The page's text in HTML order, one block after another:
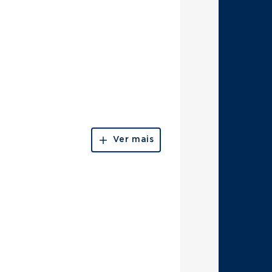
Ver mais